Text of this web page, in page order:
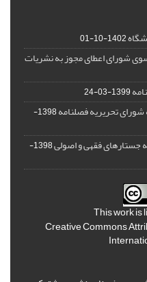
1402-10-01
شورای اعطای مجوز به نشریات
1399-03-24
تحریریه فصلنامه
1398-
جستارهای فقهی و اصولی
1398-
This work is
Creative Commons